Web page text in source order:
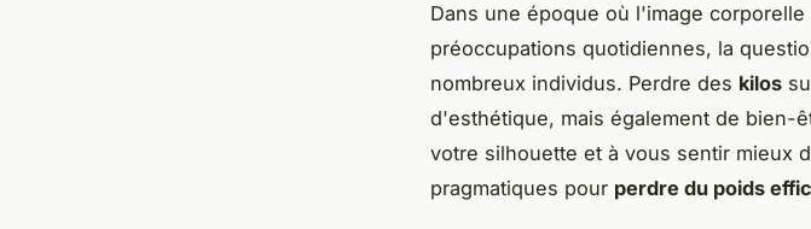
Dans une époque où l'image
préoccupations quotidiennes, la
nombreux individus. Perdre des kilos
d'esthétique, mais également de bien-
votre silhouette et à vous sentir mieux
pragmatiques pour perdre du poids